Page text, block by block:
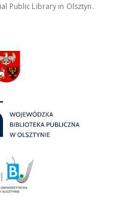
Public Library in Olsztyn.